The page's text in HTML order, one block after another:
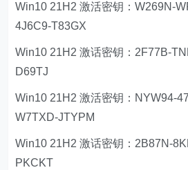
Win10 21H2 激活密钥：W269N-
4J6C9-T83GX
Win10 21H2 激话密钥：2F77B-
D69TJ
Win10 21H2 激活密钥：NYW94-
W7TXD-JTYPM
Win10 21H2 激话密钥：2B87N-
PKCKT